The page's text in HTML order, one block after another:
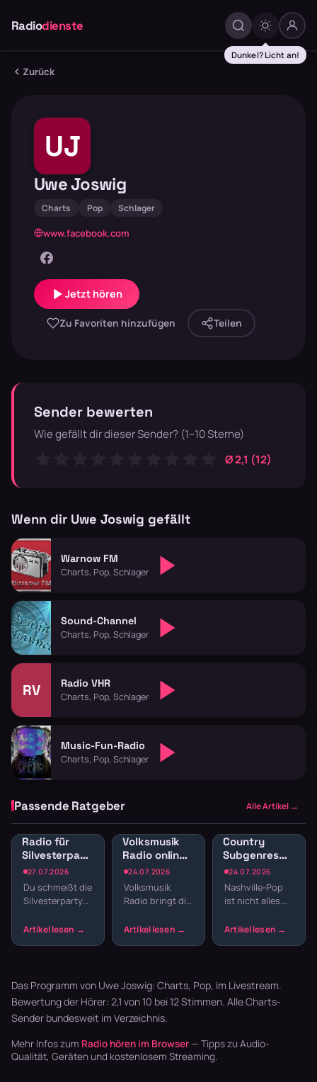
Radiodienste
Dunkel? Licht an!
Zurück
UJ
Uwe Joswig
Charts Pop Schlager
www.facebook.com
Jetzt hören
Zu Favoriten hinzufügen Teilen
Sender bewerten
Wie gefällt dir dieser Sender? (1–10 Sterne)
Ø 2,1 (12)
Wenn dir Uwe Joswig gefällt
Warnow FM
Charts, Pop, Schlager
Sound-Channel
Charts, Pop, Schlager
RV Radio VHR
Charts, Pop, Schlager
Music-Fun-Radio
Charts, Pop, Schlager
Passende Ratgeber Alle Artikel →
27.07.2026
Radio für
Silvesterparty:
Die besten
Sender für
den
Jahreswechsel
Du schmeißt die
Silvesterparty
den ganzen
läuft dur…
24.07.2026
Volksmusik
Radio online:
Traditionelle
Klänge und
Blasmusik
Volksmusik
Radio bringt dir
ins
Blaskapellen.
Keine v…
24.07.2026
Country
Subgenres
Radio:
Bluegrass,
Honky Tonk
Nashville-Pop
ist nicht alles.
Wurzeln, die
Bluegrass …
Das Programm von Uwe Joswig: Charts, Pop, im Livestream.
Bewertung der Hörer: 2,1 von 10 bei 12 Stimmen. AlleCharts-
Sender bundesweit im Verzeichnis.
Mehr Infos zum Radio hören im Browser — Tipps zu Audio-
Qualität, Geräten und kostenlosem Streaming.